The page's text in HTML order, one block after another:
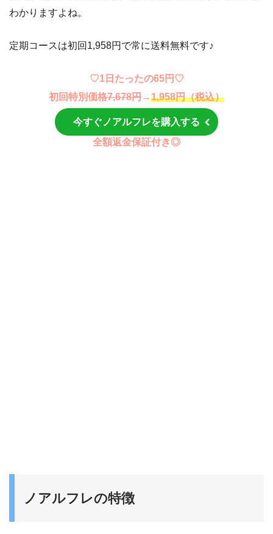
わかりますよね。
定期コースは初回1,958円で常に送料無料です♪
♡1日たったの65円♡
初回特別価格7,678円→1,958円（税込）
今すぐノアルフレを購入する
全額返金保証付き◎
ノアルフレの特徴